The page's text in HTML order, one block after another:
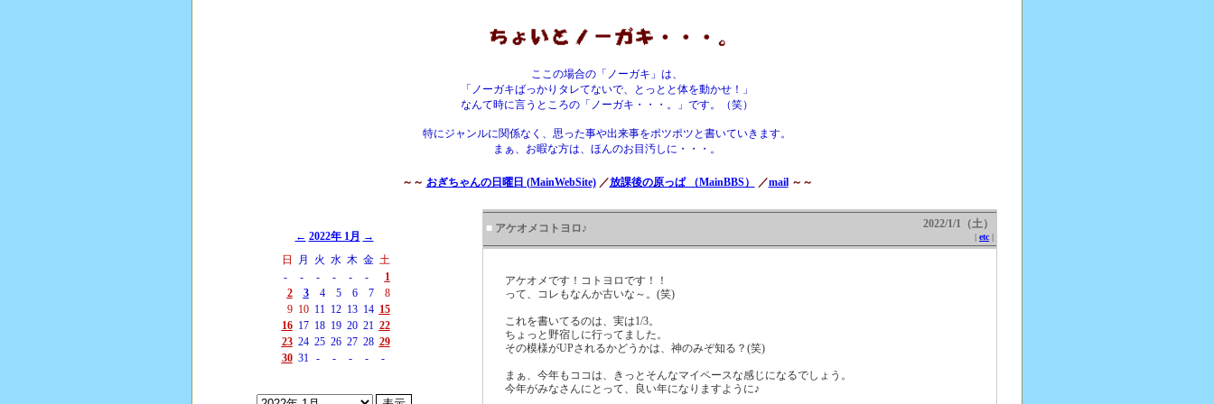
ここの場合の「ノーガキ」は、
「ノーガキばっかりタレてないで、とっとと体を動かせ！」
なんて時に言うところの「ノーガキ・・・。」です。（笑）
特にジャンルに関係なく、思った事や出来事をポツポツと書いていきます。
まぁ、お暇な方は、ほんのお目汚しに・・・。
～～ おぎちゃんの日曜日 (MainWebSite)／放課後の原っぱ （MainBBS） ／mail～～
← 2022年 1月 →
日
月 火 水 木 金 土
-
- - - - -
1
2
3 4 5 6 7
8
9 10 11 12 13 14 15
16 17 18 19 20 21 22
23 24 25 26 27 28 29
30 31 - - - - -
■ アケオメコトヨロ♪ 2022/1/1（土）
| etc |
アケオメです！コトヨロです！！
って、コレもなんか古いな～。(笑)
これを書いてるのは、実は1/3。
ちょっと野宿しに行ってました。
その模様がUPされるかどうかは、神のみぞ知る？(笑)
まぁ、今年もココは、きっとそんなマイペースな感じになるでしょう。
今年がみなさんにとって、良い年になりますように♪